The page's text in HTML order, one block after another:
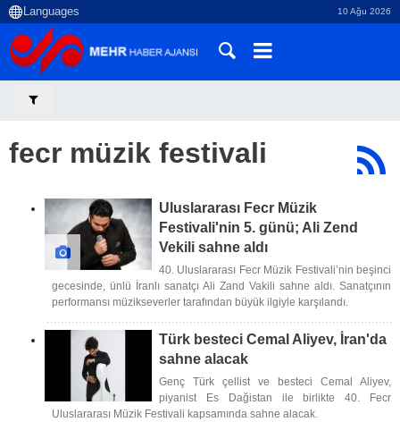
10 Ağu 2026
fecr müzik festivali
Uluslararası Fecr Müzik
Festivali'nin 5. günü; Ali Zend
Vekili sahne aldı
40. Uluslararası Fecr Müzik Festivali’nin beşinci
gecesinde, ünlü İranlı sanatçı Ali Zand Vakili sahne aldı. Sanatçının
performansı müzikseverler tarafından büyük ilgiyle karşılandı.
Türk besteci Cemal Aliyev, İran'da
sahne alacak
Genç Türk çellist ve besteci Cemal Aliyev,
piyanist Es Dağistan ile birlikte 40. Fecr
Uluslararası Müzik Festivali kapsamında sahne alacak.